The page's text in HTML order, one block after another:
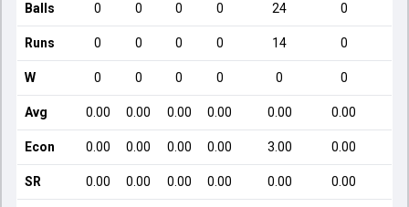
Balls 0 0 0 0 24 0
Runs 0 0 0 0 14 0
W 0 0 0 0 0 0
Avg 0.00 0.00 0.00 0.00 0.00 0.00
Econ 0.00 0.00 0.00 0.00 3.00 0.00
SR 0.00 0.00 0.00 0.00 0.00 0.00